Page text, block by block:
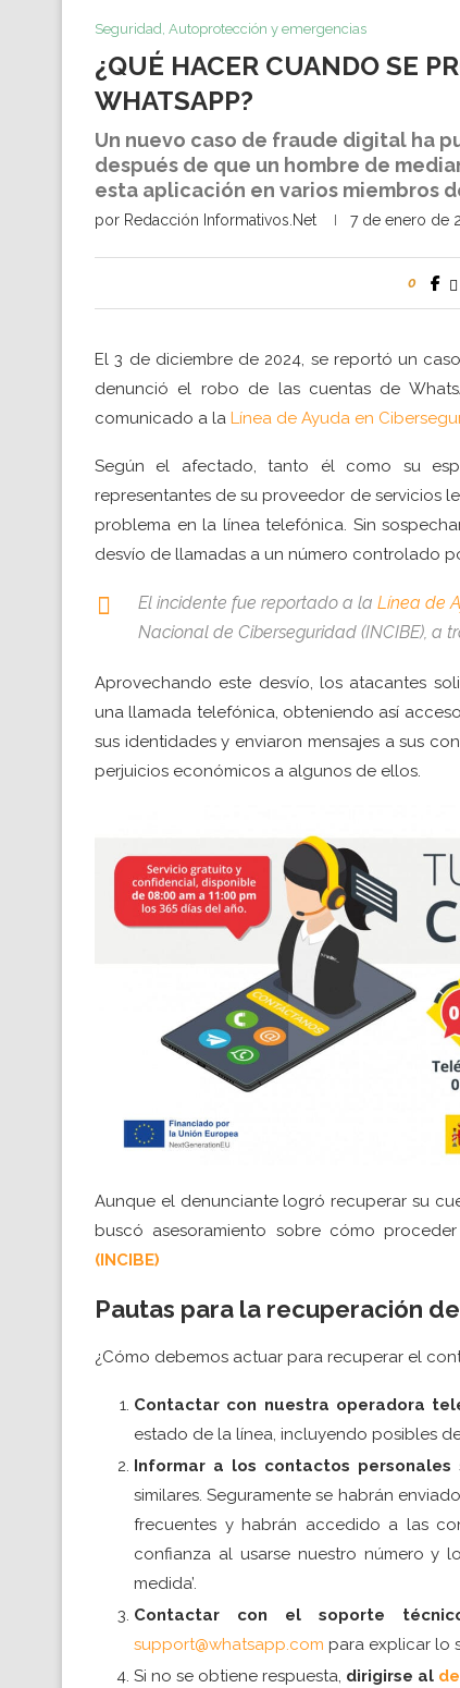
Seguridad, Autoprotección y emergencias
¿QUÉ HACER CUANDO SE
WHATSAPP?
Un nuevo caso de fraude digital ha
después de que un hombre de
esta aplicación en varios miembros
por Redacción Informativos.Net 7 de enero de
0
El 3 de diciembre de 2024, se reportó un
denunció el robo de las cuentas de
comunicado a la Línea de Ayuda en
Según el afectado, tanto él como su
representantes de su proveedor de servicios
problema en la línea telefónica. Sin
desvío de llamadas a un número controlado
El incidente fue reportado a la Línea de
Nacional de Ciberseguridad (INCIBE), a
Aprovechando este desvío, los atacantes
una llamada telefónica, obteniendo así
sus identidades y enviaron mensajes a sus
perjuicios económicos a algunos de ellos.
Aunque el denunciante logró recuperar su
buscó asesoramiento sobre cómo
(INCIBE)
Pautas para la recuperación
¿Cómo debemos actuar para recuperar el
Contactar con nuestra operadora
estado de la línea, incluyendo posibles
Informar a los contactos personales
similares. Seguramente se habrán
frecuentes y habrán accedido a las
confianza al usarse nuestro número y
medida’.
Contactar con el soporte
support@whatsapp.com para explicar lo
Si no se obtiene respuesta, dirigirse al